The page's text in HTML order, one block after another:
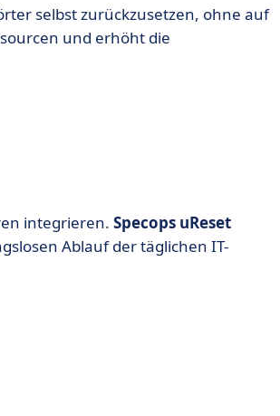
selbst zurückzusetzen, ohne auf
und erhöht die
integrieren. Specops uReset
Ablauf der täglichen IT-